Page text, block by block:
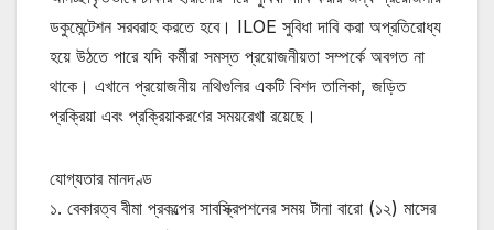
ডকুমেন্টেশন সরবরাহ করতে হবে। ILOE সুবিধা দাবি করা অপ্রতিরোধ্য
হয়ে উঠতে পারে যদি কর্মীরা সমস্ত প্রয়োজনীয়তা সম্পর্কে অবগত না
থাকে। এখানে প্রয়োজনীয় নথিগুলির একটি বিশদ তালিকা, জড়িত
প্রক্রিয়া এবং প্রক্রিয়াকরণের সময়রেখা রয়েছে।
যোগ্যতার মানদণ্ড
১. বেকারত্ব বীমা প্রকল্পের সাবস্ক্রিপশনের সময় টানা বারো (১২) মাসের